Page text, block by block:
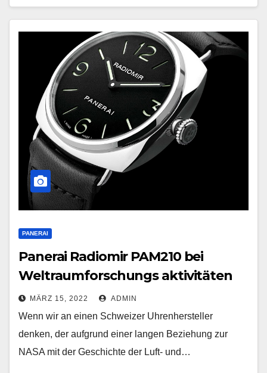
PANERAI
Panerai Radiomir PAM210 bei
Weltraumforschungs aktivitäten
MÄRZ 15, 2022 ADMIN
Wenn wir an einen Schweizer Uhrenhersteller
denken, der aufgrund einer langen Beziehung zur
NASA mit der Geschichte der Luft- und…